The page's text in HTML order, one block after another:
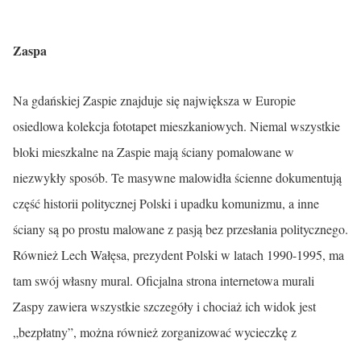
Zaspa
Na gdańskiej Zaspie znajduje się największa w Europie
osiedlowa kolekcja fototapet mieszkaniowych. Niemal wszystkie
bloki mieszkalne na Zaspie mają ściany pomalowane w
niezwykły sposób. Te masywne malowidła ścienne dokumentują
część historii politycznej Polski i upadku komunizmu, a inne
ściany są po prostu malowane z pasją bez przesłania politycznego.
Również Lech Wałęsa, prezydent Polski w latach 1990-1995, ma
tam swój własny mural. Oficjalna strona internetowa murali
Zaspy zawiera wszystkie szczegóły i chociaż ich widok jest
„bezpłatny”, można również zorganizować wycieczkę z